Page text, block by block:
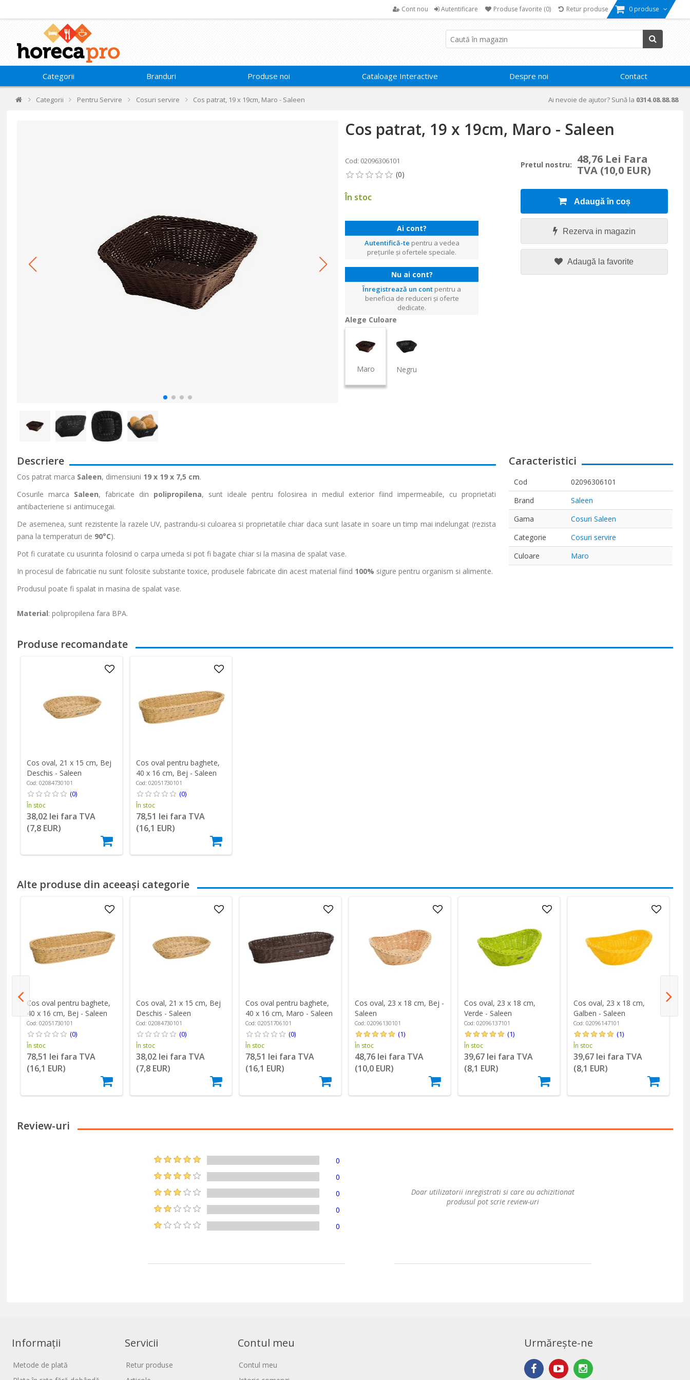
Cont nou Autentificare Produse favorite (0) Retur produse 0 produse
Categorii Branduri Produse noi Cataloage Interactive Despre noi Contact
Categorii Pentru Servire Cosuri servire Cos patrat, 19 x 19cm, Maro - Saleen Ai nevoie de ajutor? Sună la 0314.08.88.88
Cos patrat, 19 x 19cm, Maro - Saleen
Cod: 02096306101
În stoc
Ai cont?
Autentifică-te pentru a vedea
prețurile și ofertele speciale.
Nu ai cont?
Înregistrează un cont pentru a
beneficia de reduceri și oferte
dedicate.
Pretul nostru:
48,76 Lei Fara
TVA (10,0 EUR)
Adaugă în coș
Rezerva in magazin
Adaugă la favorite
Alege Culoare
Maro Negru
Descriere
Cos patrat marca Saleen, dimensiuni 19 x 19 x 7,5 cm.
Cosurile marca Saleen, fabricate din polipropilena, sunt ideale pentru folosirea in mediul exterior fiind impermeabile, cu proprietati
antibacteriene si antimucegai.
De asemenea, sunt rezistente la razele UV, pastrandu-si culoarea si proprietatile chiar daca sunt lasate in soare un timp mai indelungat (rezista
pana la temperaturi de 90°C).
Pot fi curatate cu usurinta folosind o carpa umeda si pot fi bagate chiar si la masina de spalat vase.
In procesul de fabricatie nu sunt folosite substante toxice, produsele fabricate din acest material fiind 100% sigure pentru organism si alimente.
Produsul poate fi spalat in masina de spalat vase.
Material: polipropilena fara BPA.
Caracteristici
Cod
02096306101
Brand
Saleen
Gama
Cosuri Saleen
Categorie
Cosuri servire
Culoare
Maro
Produse recomandate
Cos oval, 21 x 15 cm, Bej
Deschis - Saleen
Cod: 02084730101
(0)
În stoc
38,02 lei fara TVA
(7,8 EUR)
Cos oval pentru baghete,
40 x 16 cm, Bej - Saleen
Cod: 02051730101
(0)
În stoc
78,51 lei fara TVA
(16,1 EUR)
Alte produse din aceeași categorie
Cos oval pentru baghete,
40 x 16 cm, Bej - Saleen
Cod: 02051730101
(0)
În stoc
78,51 lei fara TVA
(16,1 EUR)
Cos oval, 21 x 15 cm, Bej
Deschis - Saleen
Cod: 02084730101
(0)
În stoc
38,02 lei fara TVA
(7,8 EUR)
Cos oval pentru baghete,
40 x 16 cm, Maro - Saleen
Cod: 02051706101
(0)
În stoc
78,51 lei fara TVA
(16,1 EUR)
Cos oval, 23 x 18 cm, Bej -
Saleen
Cod: 02096130101
(1)
În stoc
48,76 lei fara TVA
(10,0 EUR)
Cos oval, 23 x 18 cm,
Verde - Saleen
Cod: 02096137101
(1)
În stoc
39,67 lei fara TVA
(8,1 EUR)
Cos oval, 23 x 18 cm,
Galben - Saleen
Cod: 02096147101
(1)
În stoc
39,67 lei fara TVA
(8,1 EUR)
Review-uri
0
0
0
0
0
Doar utilizatorii inregistrati si care au achizitionat
produsul pot scrie review-uri
Informații
Metode de plată
Servicii
Retur produse
Contul meu
Contul meu
Urmărește-ne